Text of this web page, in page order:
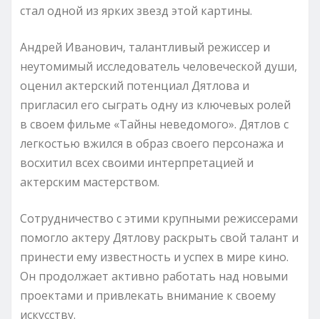
стал одной из ярких звезд этой картины.
Андрей Иванович, талантливый режиссер и
неутомимый исследователь человеческой души,
оценил актерский потенциал Дятлова и
пригласил его сыграть одну из ключевых ролей
в своем фильме «Тайны неведомого». Дятлов с
легкостью вжился в образ своего персонажа и
восхитил всех своими интерпретацией и
актерским мастерством.
Сотрудничество с этими крупными режиссерами
помогло актеру Дятлову раскрыть свой талант и
принести ему известность и успех в мире кино.
Он продолжает активно работать над новыми
проектами и привлекать внимание к своему
искусству.